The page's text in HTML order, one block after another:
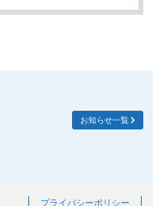
お知らせ一覧
プライバシーポリシー